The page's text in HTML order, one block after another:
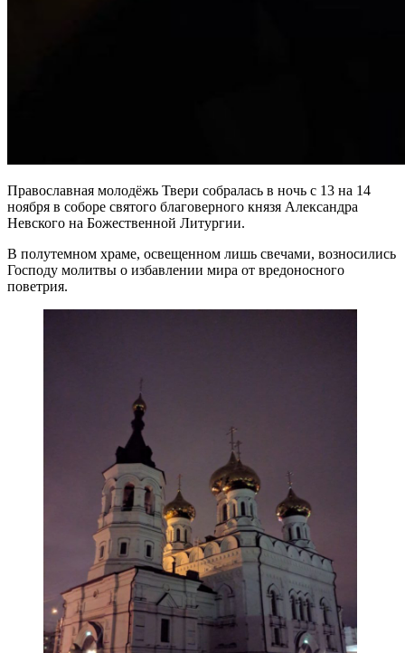
Православная молодёжь Твери собралась в ночь с 13 на 14
ноября в соборе святого благоверного князя Александра
Невского на Божественной Литургии.
В полутемном храме, освещенном лишь свечами, возносились
Господу молитвы о избавлении мира от вредоносного
поветрия.